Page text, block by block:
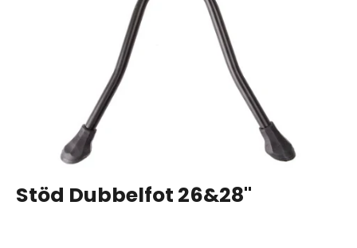
Stöd Dubbelfot 26&28"